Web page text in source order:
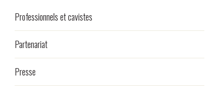
Professionnels et cavistes
Partenariat
Presse